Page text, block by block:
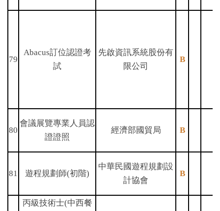
79
Abacus訂位認證考
試
先啟資訊系統股份有
限公司
B
80
會議展覽專業人員認
證證照
經濟部國貿局 B
81 遊程規劃師(初階)
中華民國遊程規劃設
計協會
B
丙級技術士(中西餐